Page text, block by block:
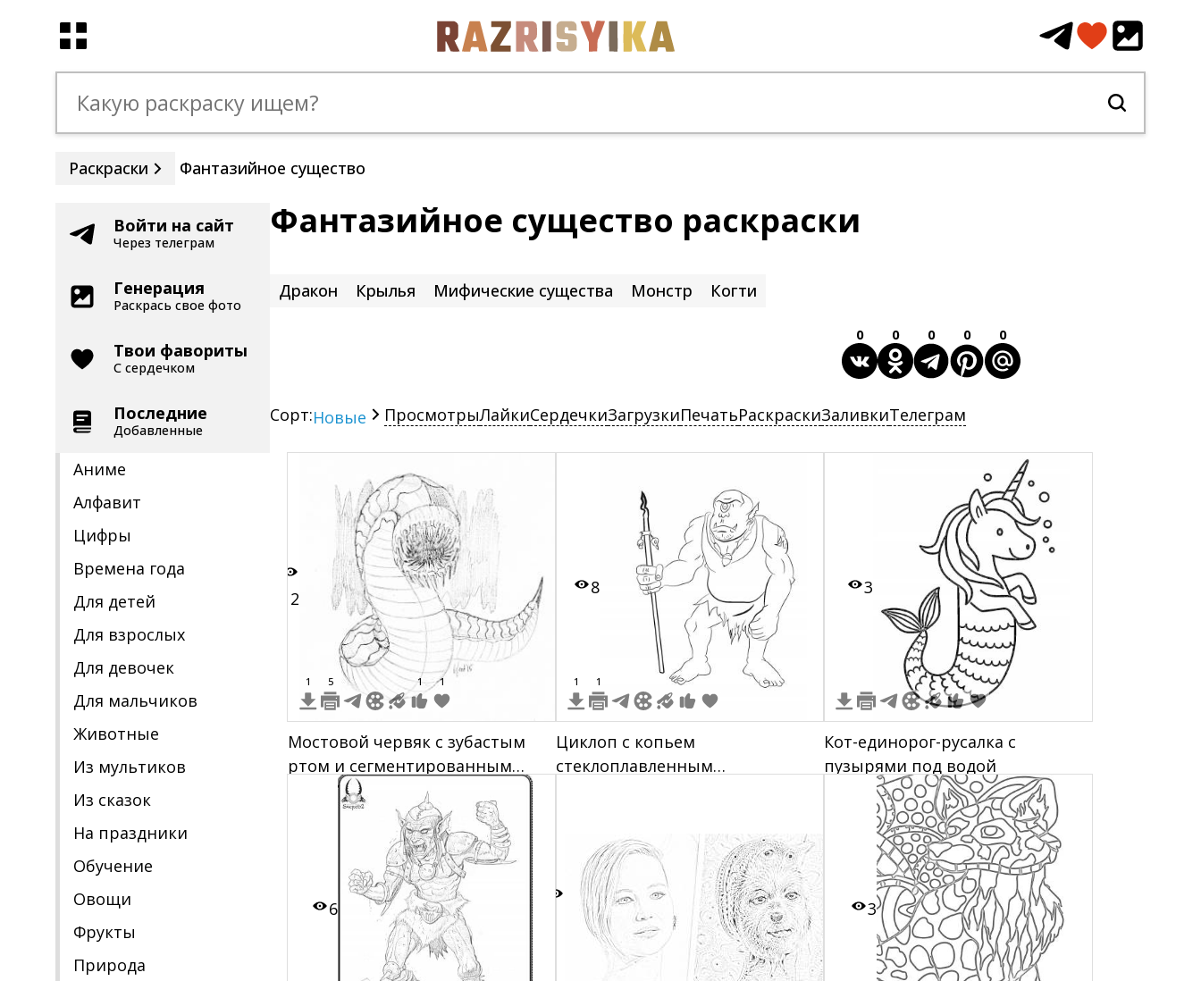
Раскраски Фантазийное существо
Войти на сайт
Через телеграм
Генерация
Раскрась свое фото
Твои фавориты
С сердечком
Последние
Добавленные
Аниме
Алфавит
Цифры
Времена года
Для детей
Для взрослых
Для девочек
Для мальчиков
Животные
Из мультиков
Из сказок
На праздники
Обучение
Овощи
Фрукты
Природа
Фантазийное существо раскраски
Дракон Крылья Мифические существа Монстр Когти
0 0 0 0 0
Сорт:Новые ПросмотрыЛайкиСердечкиЗагрузкиПечатьРаскраскиЗаливкиТелеграм
12
1 5 1 1
Мостовой червяк с зубастым
ртом и сегментированным
телом на фоне горизонтальных
штрихов
8
1 1
Циклоп с копьем
стеклоплавленным
3
Кот-единорог-русалка с
пузырями под водой
6 3